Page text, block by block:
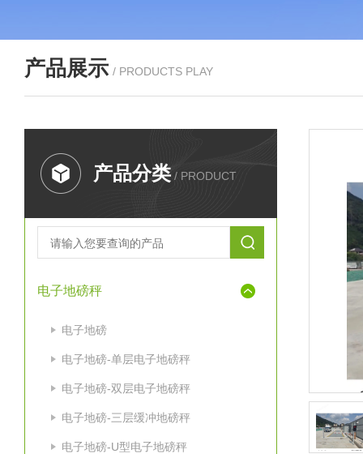
产品展示 / PRODUCTS PLAY
产品分类 / PRODUCT
电子地磅秤
电子地磅
电子地磅-单层电子地磅秤
电子地磅-双层电子地磅秤
电子地磅-三层缓冲地磅秤
电子地磅-U型电子地磅秤